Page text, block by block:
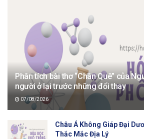
Phân tích bài thơ “Chân Quê” của
người ở lại trước những đổi thay
07/08/2026
Châu Á Không Giáp Đại
Thắc Mắc Địa Lý